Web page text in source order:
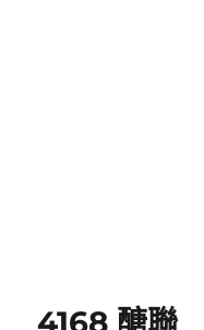
4168 醣聯